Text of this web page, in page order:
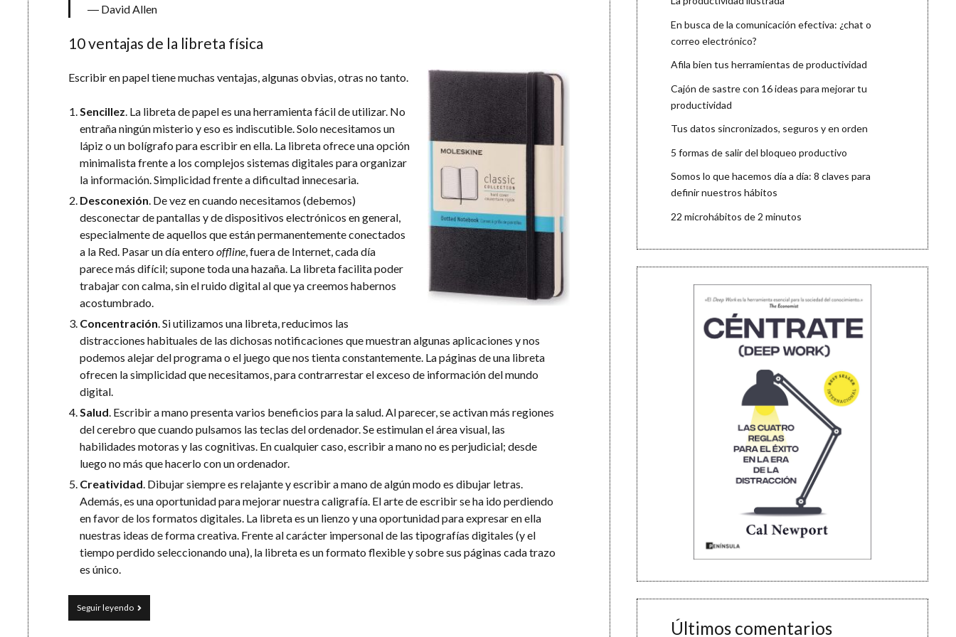
― David Allen
10 ventajas de la libreta física
Escribir en papel tiene muchas ventajas, algunas obvias, otras no tanto.
Sencillez. La libreta de papel es una herramienta fácil de utilizar. No
entraña ningún misterio y eso es indiscutible. Solo necesitamos un
lápiz o un bolígrafo para escribir en ella. La libreta ofrece una opción
minimalista frente a los complejos sistemas digitales para organizar
la información. Simplicidad frente a dificultad innecesaria.
Desconexión. De vez en cuando necesitamos (debemos)
desconectar de pantallas y de dispositivos electrónicos en general,
especialmente de aquellos que están permanentemente conectados
a la Red. Pasar un día entero offline, fuera de Internet, cada día
parece más difícil; supone toda una hazaña. La libreta facilita poder
trabajar con calma, sin el ruido digital al que ya creemos habernos
acostumbrado.
Concentración. Si utilizamos una libreta, reducimos las
distracciones habituales de las dichosas notificaciones que muestran algunas aplicaciones y nos
podemos alejar del programa o el juego que nos tienta constantemente. La páginas de una libreta
ofrecen la simplicidad que necesitamos, para contrarrestar el exceso de información del mundo
digital.
Salud. Escribir a mano presenta varios beneficios para la salud. Al parecer, se activan más regiones
del cerebro que cuando pulsamos las teclas del ordenador. Se estimulan el área visual, las
habilidades motoras y las cognitivas. En cualquier caso, escribir a mano no es perjudicial; desde
luego no más que hacerlo con un ordenador.
Creatividad. Dibujar siempre es relajante y escribir a mano de algún modo es dibujar letras.
Además, es una oportunidad para mejorar nuestra caligrafía. El arte de escribir se ha ido perdiendo
en favor de los formatos digitales. La libreta es un lienzo y una oportunidad para expresar en ella
nuestras ideas de forma creativa. Frente al carácter impersonal de las tipografías digitales (y el
tiempo perdido seleccionando una), la libreta es un formato flexible y sobre sus páginas cada trazo
es único.
Seguir leyendoElogio
del
En busca de la comunicación efectiva: ¿chat o
correo electrónico?
Afila bien tus herramientas de productividad
Cajón de sastre con 16 ideas para mejorar tu
productividad
Tus datos sincronizados, seguros y en orden
5 formas de salir del bloqueo productivo
Somos lo que hacemos día a día: 8 claves para
definir nuestros hábitos
22 microhábitos de 2 minutos
Últimos comentarios